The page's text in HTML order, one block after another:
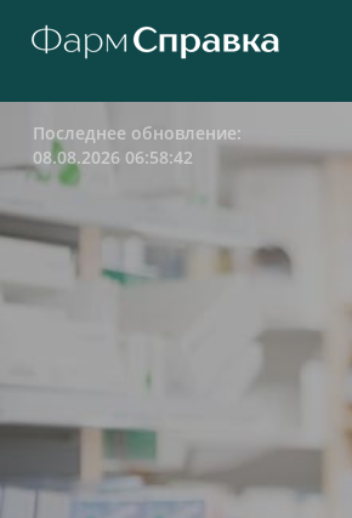
Последнее обновление:
08.08.2026 06:58:42